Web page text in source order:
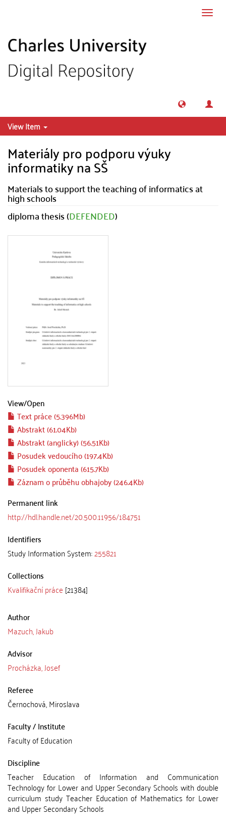
View Item
Materiály pro podporu výuky
informatiky na SŠ
Materials to support the teaching of informatics at
high schools
diploma thesis (DEFENDED)
View/Open
Text práce (5.396Mb)
Abstrakt (61.04Kb)
Abstrakt (anglicky) (56.51Kb)
Posudek vedoucího (197.4Kb)
Posudek oponenta (615.7Kb)
Záznam o průběhu obhajoby (246.4Kb)
Permanent link
http://hdl.handle.net/20.500.11956/184751
Identifiers
Study Information System:255821
Collections
Kvalifikační práce [21384]
Author
Mazuch, Jakub
Advisor
Procházka, Josef
Referee
Černochová, Miroslava
Faculty / Institute
Faculty of Education
Discipline
Teacher Education of Information and Communication
Technology for Lower and Upper Secondary Schools with double
curriculum study Teacher Education of Mathematics for Lower
and Upper Secondary Schools